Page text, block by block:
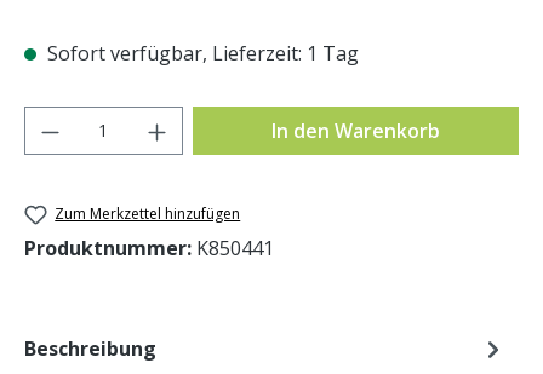
Sofort verfügbar, Lieferzeit: 1 Tag
Produkt Anzahl: Gib den gewünschten
In den Warenkorb
Zum Merkzettel hinzufügen
Produktnummer: K850441
Beschreibung